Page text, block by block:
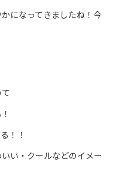
になってきましたね！今
！！
い・クールなどのイメー